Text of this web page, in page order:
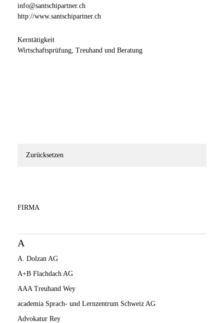
info@santschipartner.ch
http://www.santschipartner.ch
Kerntätigkeit
Wirtschaftsprüfung, Treuhand und Beratung
Zurücksetzen
FIRMA
A
A. Dolzan AG
A+B Flachdach AG
AAA Treuhand Wey
academia Sprach- und Lernzentrum Schweiz AG
Advokatur Rey